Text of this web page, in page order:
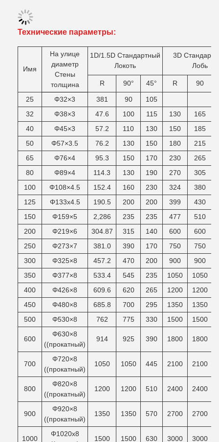
Технические параметры:
Имя
На улице
диаметр
Стены
толщина
1D/1.5D Стандартный
Локоть
3D
Лобь
R 90° 45° R 90
25 Φ32×3 381 90
105
32
Φ38×3 47.6 100 115 130
165
40
Φ45×3 57.2 110 130 150
185
50
Φ57×3.5 76.2 130 150 180
215
65
Φ76×4 95.3 150 170 230
265
80
Φ89×4 114.3 130 190 270
305
100
Φ108×4.5 152.4 160 230 324
380
125
Φ133х4.5 190.5 200 200 399
430
150
Φ159×5 2,286 235 235 477
510
200
Φ219×6 304.87 315 140 600
600
250
Φ273×7 381.0 390 170 750
750
300
Φ325×8 457.2 470 200 900
900
350
Φ377×8 533.4 545 235 1050
1050
400
Φ426×8 609.6 620 265 1200
1200
450
Φ480×8 685.8 700 295 1350
1350
500
Φ530×8 762 775 330 1500 1500
600
Φ630×8
((прокатный)
914 925 390 1800 1800
700
Φ720×8
((прокатный)
1050 1050 445 2100 2100
800
Φ820×8
((прокатный)
1200 1200 510 2400 2400
900
Φ920×8
((прокатный)
1350 1350 570 2700 2700
1000
Φ1020x8
1500 1500 630 3000 3000